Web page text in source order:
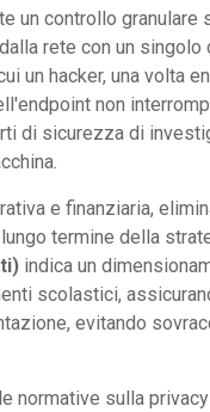
un controllo granulare
rete con un singolo
un hacker, una volta
non
di sicurezza di
e finanziaria,
termine della
indica un
scolastici,
evitando
normative sulla